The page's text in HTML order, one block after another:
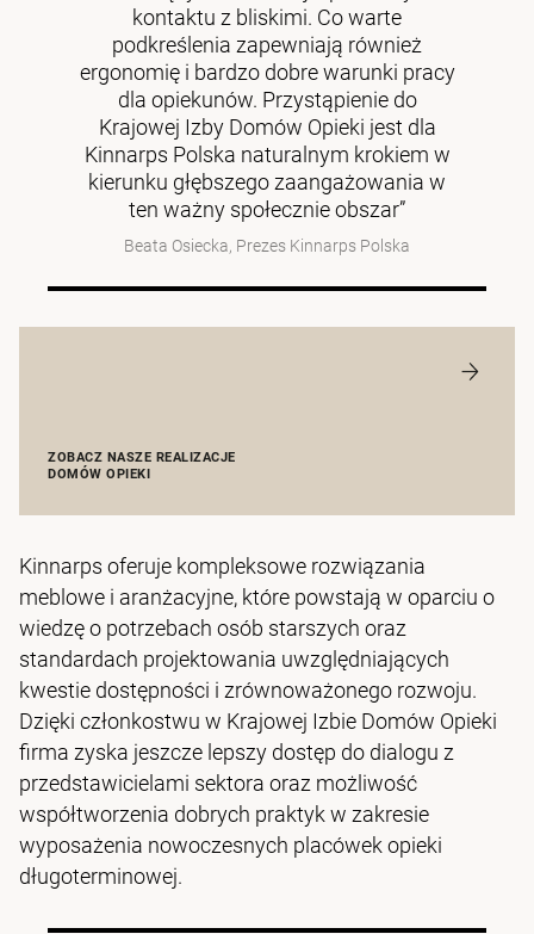
kontaktu z bliskimi. Co warte
podkreślenia zapewniają również
ergonomię i bardzo dobre warunki pracy
dla opiekunów. Przystąpienie do
Krajowej Izby Domów Opieki jest dla
Kinnarps Polska naturalnym krokiem w
kierunku głębszego zaangażowania w
ten ważny społecznie obszar”
Beata Osiecka, Prezes Kinnarps Polska
ZOBACZ NASZE REALIZACJE
DOMÓW OPIEKI
Kinnarps oferuje kompleksowe rozwiązania
meblowe i aranżacyjne, które powstają w oparciu o
wiedzę o potrzebach osób starszych oraz
standardach projektowania uwzględniających
kwestie dostępności i zrównoważonego rozwoju.
Dzięki członkostwu w Krajowej Izbie Domów Opieki
firma zyska jeszcze lepszy dostęp do dialogu z
przedstawicielami sektora oraz możliwość
współtworzenia dobrych praktyk w zakresie
wyposażenia nowoczesnych placówek opieki
długoterminowej.